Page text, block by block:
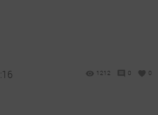
1212 0 0